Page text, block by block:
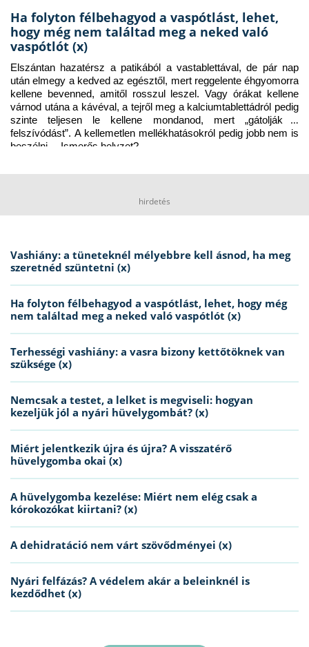
Ha folyton félbehagyod a vaspótlást, lehet,
hogy még nem találtad meg a neked való
vaspótlót (x)
Elszántan hazatérsz a patikából a vastablettával, de pár nap
után elmegy a kedved az egésztől, mert reggelente éhgyomorra
kellene bevenned, amitől rosszul leszel. Vagy órákat kellene
várnod utána a kávéval, a tejről meg a kalciumtablettádról pedig
szinte teljesen le kellene mondanod, mert „gátolják a
felszívódást”. A kellemetlen mellékhatásokról pedig jobb nem is
beszélni… Ismerős helyzet?
hirdetés
Vashiány: a tüneteknél mélyebbre kell ásnod, ha meg
szeretnéd szüntetni (x)
Ha folyton félbehagyod a vaspótlást, lehet, hogy még
nem találtad meg a neked való vaspótlót (x)
Terhességi vashiány: a vasra bizony kettőtöknek van
szüksége (x)
Nemcsak a testet, a lelket is megviseli: hogyan
kezeljük jól a nyári hüvelygombát? (x)
Miért jelentkezik újra és újra? A visszatérő
hüvelygomba okai (x)
A hüvelygomba kezelése: Miért nem elég csak a
kórokozókat kiirtani? (x)
A dehidratáció nem várt szövődményei (x)
Nyári felfázás? A védelem akár a beleinknél is
kezdődhet (x)